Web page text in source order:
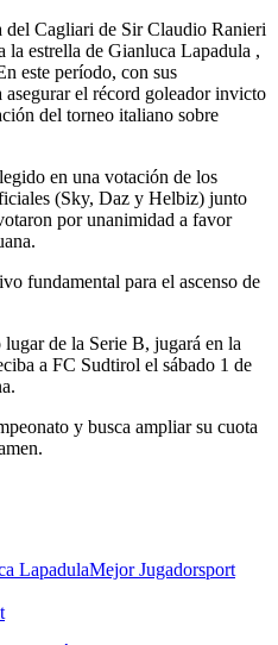
del Cagliari de Sir Claudio Ranieri
la estrella de Gianluca Lapadula ,
este período, con sus
asegurar el récord goleador invicto
del torneo italiano sobre
en una votación de los
(Sky, Daz y Helbiz) junto
por unanimidad a favor
fundamental para el ascenso de
de la Serie B, jugará en la
a FC Sudtirol el sábado 1 de
y busca ampliar su cuota
LapadulaMejor Jugadorsport